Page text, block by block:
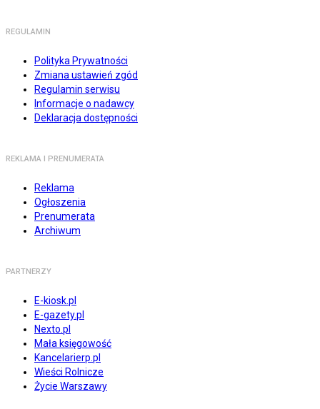
REGULAMIN
Polityka Prywatności
Zmiana ustawień zgód
Regulamin serwisu
Informacje o nadawcy
Deklaracja dostępności
REKLAMA I PRENUMERATA
Reklama
Ogłoszenia
Prenumerata
Archiwum
PARTNERZY
E-kiosk.pl
E-gazety.pl
Nexto.pl
Mała księgowość
Kancelarierp.pl
Wieści Rolnicze
Życie Warszawy